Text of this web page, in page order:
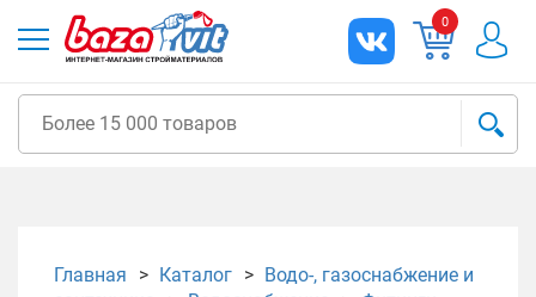
0
Главная Каталог
Водо-, газоснабжение и